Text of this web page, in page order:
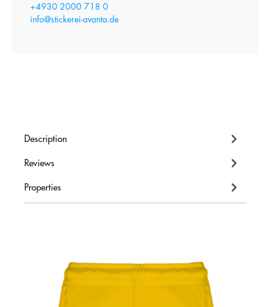
+4930 2000 718 0
info@stickerei-avanta.de
Description
Reviews
Properties